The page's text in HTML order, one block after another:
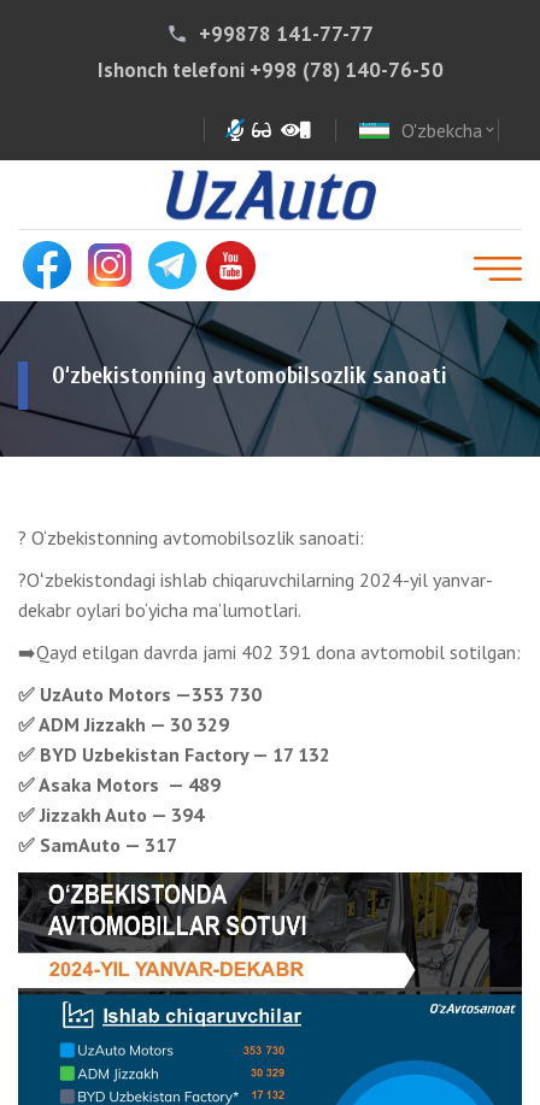
phone
+99878 141-77-77
Ishonch telefoni +998 (78) 140-76-50
O'zbekcha expand_more
O‘zbekistonning avtomobilsozlik sanoati
? O‘zbekistonning avtomobilsozlik sanoati:
?Oʻzbekistondagi ishlab chiqaruvchilarning 2024-yil yanvar-
dekabr oylari bo‘yicha ma’lumotlari.
➡️Qayd etilgan davrda jami 402 391 dona avtomobil sotilgan:
✅ UzAuto Motors —353 730
✅ ADM Jizzakh — 30 329
✅ BYD Uzbekistan Factory — 17 132
✅ Asaka Motors — 489
✅ Jizzakh Auto — 394
✅ SamAuto — 317